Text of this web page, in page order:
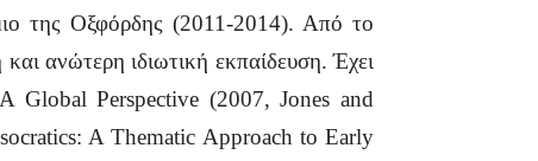
της Οξφόρδης (2011-2014). Από το
ανώτερη ιδιωτική εκπαίδευση. Έχει
Global Perspective (2007, Jones and
A Thematic Approach to Early